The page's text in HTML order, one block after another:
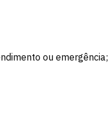
ou emergência;